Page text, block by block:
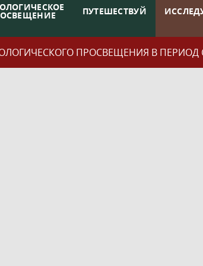
ПУТЕШЕСТВУЙ
ПРОСВЕЩЕНИЯ В ПЕРИОД С